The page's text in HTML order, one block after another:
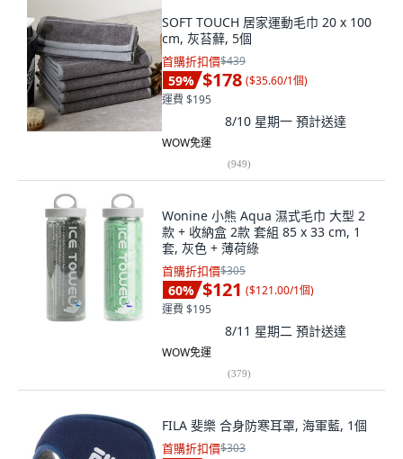
SOFT TOUCH 居家運動毛巾 20 x 100
cm, 灰苔蘚, 5個
首購折扣價$439
59% $178 ($35.60/1個)
運費 $195
8/10 星期一 預計送達
WOW免運
(949)
Wonine 小熊 Aqua 濕式毛巾 大型 2
款 + 收納盒 2款 套組 85 x 33 cm, 1
套, 灰色 + 薄荷綠
首購折扣價$305
60% $121 ($121.00/1個)
運費 $195
8/11 星期二 預計送達
WOW免運
(379)
FILA 斐樂 合身防寒耳罩, 海軍藍, 1個
首購折扣價$303